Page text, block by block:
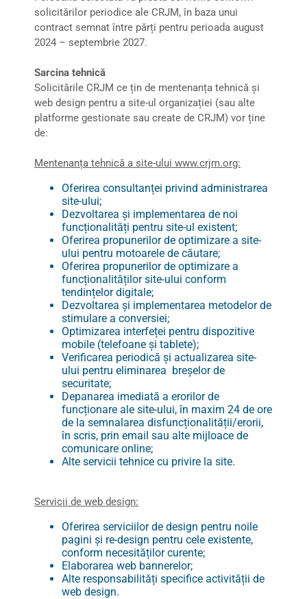
solicitărilor periodice ale CRJM, în baza unui
contract semnat între părți pentru perioada august
2024 – septembrie 2027.
Sarcina tehnică
Solicitările CRJM ce țin de mentenanța tehnică și
web design pentru a site-ul organizației (sau alte
platforme gestionate sau create de CRJM) vor ține
de:
Mentenanța tehnică a site-ului www.crjm.org:
Oferirea consultanței privind administrarea
site-ului;
Dezvoltarea și implementarea de noi
funcționalități pentru site-ul existent;
Oferirea propunerilor de optimizare a site-
ului pentru motoarele de căutare;
Oferirea propunerilor de optimizare a
funcționalităților site-ului conform
tendințelor digitale;
Dezvoltarea și implementarea metodelor de
stimulare a conversiei;
Optimizarea interfeței pentru dispozitive
mobile (telefoane și tablete);
Verificarea periodică și actualizarea site-
ului pentru eliminarea breșelor de
securitate;
Depanarea imediată a erorilor de
funcționare ale site-ului, în maxim 24 de ore
de la semnalarea disfuncționalității/erorii,
în scris, prin email sau alte mijloace de
comunicare online;
Alte servicii tehnice cu privire la site.
Servicii de web design:
Oferirea serviciilor de design pentru noile
pagini și re-design pentru cele existente,
conform necesităților curente;
Elaborarea web bannerelor;
Alte responsabilități specifice activității de
web design.